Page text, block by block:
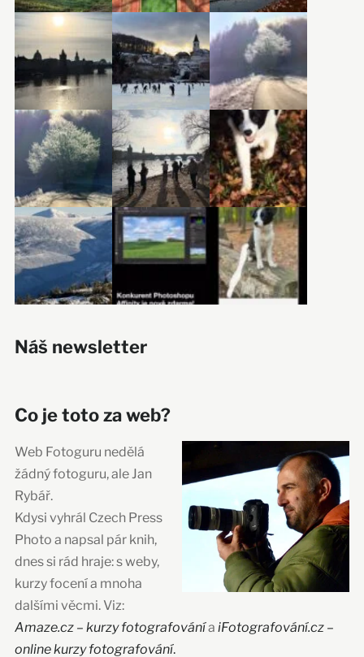
Náš newsletter
Co je toto za web?
Web Fotoguru nedělá
žádný fotoguru, ale Jan
Rybář.
Kdysi vyhrál Czech Press
Photo a napsal pár knih,
dnes si rád hraje: s weby,
kurzy focení a mnoha
dalšími věcmi. Viz:
Amaze.cz – kurzy fotografovánía iFotografování.cz –
online kurzy fotografování.